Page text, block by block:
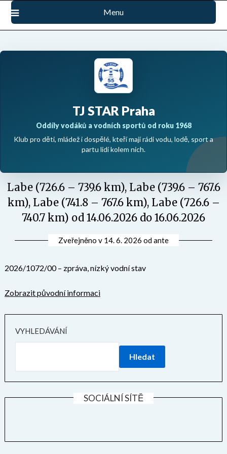
Přejdi
obsah
Menu
TJ STAR Praha
Oddíly vodáků a vodních sportů od roku 1968
Klub pro děti, mládež i dospělé, kteří mají rádi vodu, lodě, sport a
partu lidí kolem nich.
Labe (726.6 – 739.6 km), Labe (739.6 – 767.6
km), Labe (741.8 – 767.6 km), Labe (726.6 –
740.7 km) od 14.06.2026 do 16.06.2026
Zveřejněno v 14. 6. 2026 odante
2026/1072/00 – zpráva, nízký vodní stav
Zobrazit původní informaci
VYHLEDÁVÁNÍ
Hledat
SOCIÁLNÍ SÍTĚ